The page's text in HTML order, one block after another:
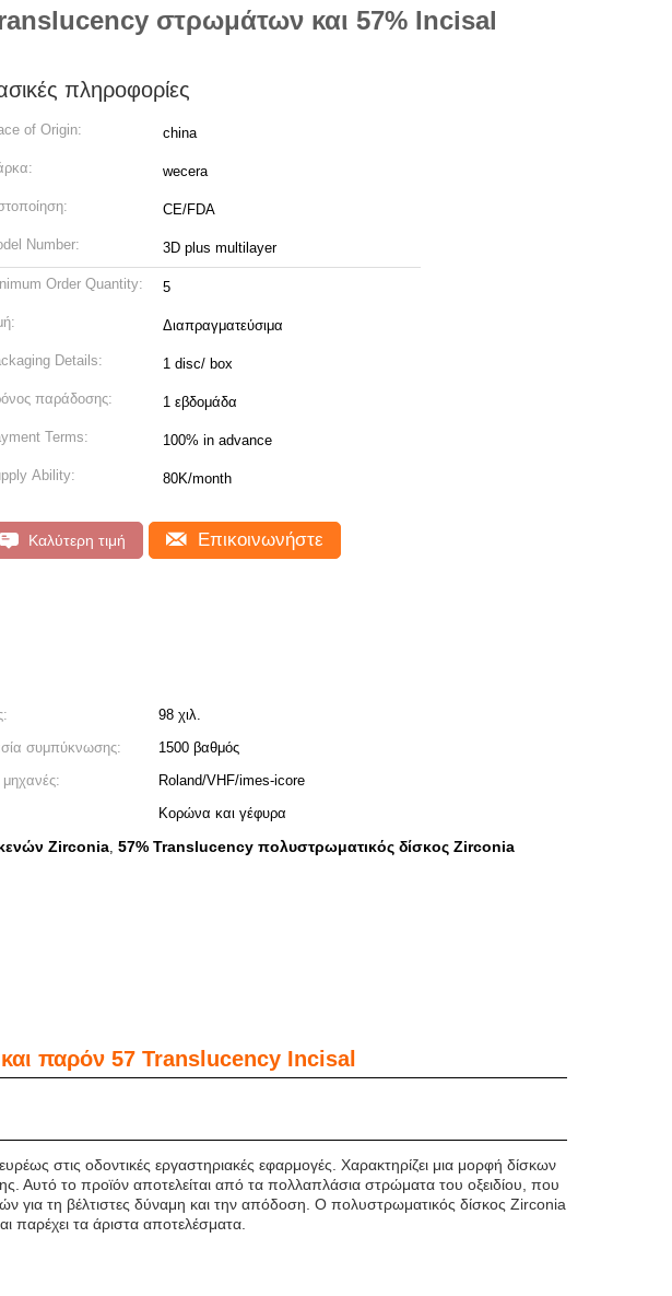
στρωμάτων και 57% Incisal
πληροφορίες
of Origin: china
wecera
CE/FDA
Number: 3D plus multilayer
Order Quantity: 5
Διαπραγματεύσιμα
Details: 1 disc/ box
παράδοσης: 1 εβδομάδα
Terms: 100% in advance
Ability: 80K/month
Καλύτερη τιμή Επικοινωνήστε
98 χιλ.
συμπύκνωσης:
1500 βαθμός
Roland/VHF/imes-icore
Κορώνα και γέφυρα
Zirconia, 57% Translucency πολυστρωματικός δίσκος Zirconia
παρόν 57 Translucency Incisal
στις οδοντικές εργαστηριακές εφαρμογές. Χαρακτηρίζει μια μορφή δίσκων
Αυτό το προϊόν αποτελείται από τα πολλαπλάσια στρώματα του οξειδίου, που
για τη βέλτιστες δύναμη και την απόδοση. Ο πολυστρωματικός δίσκος Zirconia
παρέχει τα άριστα αποτελέσματα.